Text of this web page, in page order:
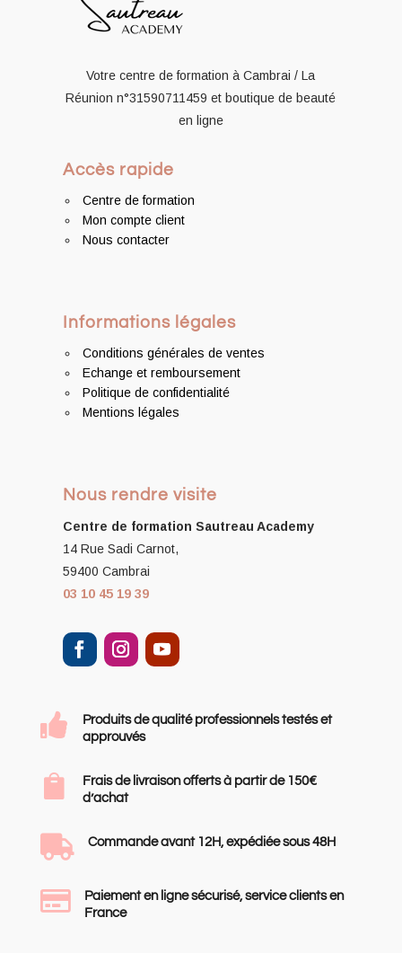
Votre centre de formation à Cambrai / La
Réunionn°31590711459 et boutique de beauté
en ligne
Accès rapide
Centre de formation
Mon compte client
Nous contacter
Informations légales
Conditions générales de ventes
Echange et remboursement
Politique de confidentialité
Mentions légales
Nous rendre visite
Centre de formation Sautreau Academy
14 Rue Sadi Carnot,
59400 Cambrai
03 10 45 19 39

Produits de qualité professionnels testés et
approuvés

Frais de livraison offerts à partir de 150€
d’achat
 Commande avant 12H, expédiée sous 48H

Paiement en ligne sécurisé, service clients en
France